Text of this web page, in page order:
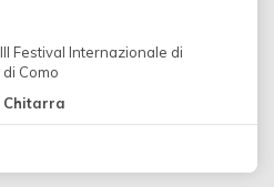
Festival Internazionale di
Como
Chitarra